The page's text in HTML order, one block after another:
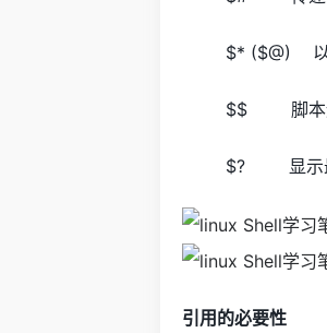
$* ($@) 以
$$ 脚本运
$? 显示最
引用的必要性